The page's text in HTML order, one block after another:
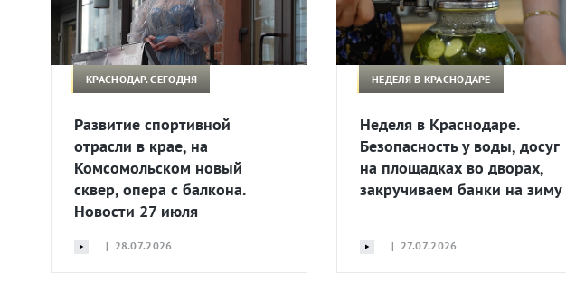
КРАСНОДАР. СЕГОДНЯ
Развитие спортивной
отрасли в крае, на
Комсомольском новый
сквер, опера с балкона.
Новости 27 июля
| 28.07.2026
НЕДЕЛЯ В КРАСНОДАРЕ
Неделя в Краснодаре.
Безопасность у воды, досуг
на площадках во дворах,
закручиваем банки на зиму
| 27.07.2026